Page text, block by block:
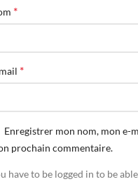
*
*
Enregistrer mon nom, mon e-
prochain commentaire.
have to be logged in to be